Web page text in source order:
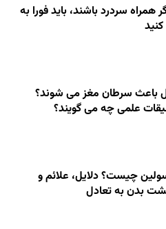
همراه سردرد باشند، باید فورا به
باعث سرطان مغز می شوند؟
علمی چه می گویند؟
چیست؟ دلایل، علائم و
بدن به تعادل